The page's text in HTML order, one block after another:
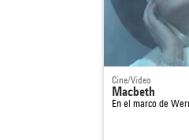
Cine/Video
Macbeth
En el marco de